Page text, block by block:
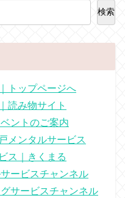
検索
トップページへ
読み物サイト
ントのご案内
メンタルサービス
ス｜きくまる
ービスチャンネル
サービスチャンネル